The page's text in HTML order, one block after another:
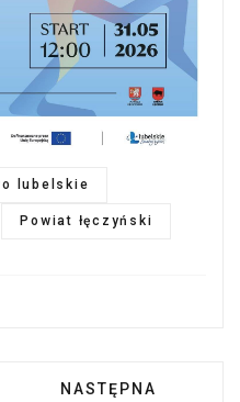
lubelskie
Powiat łęczyński
GORĄCO W
NASTĘPNA
NASTĘPNA